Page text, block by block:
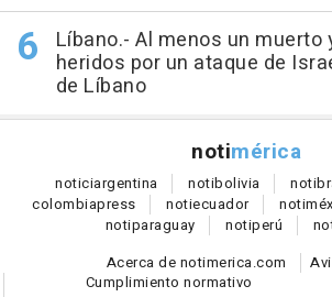
Líbano.- Al menos un muerto
heridos por un ataque de
de Líbano
notimérica
noticiargentina notibolivia noti
colombiapress notiecuador noti
notiparaguay notiperú
Acerca de notimerica.com
Cumplimiento normativo